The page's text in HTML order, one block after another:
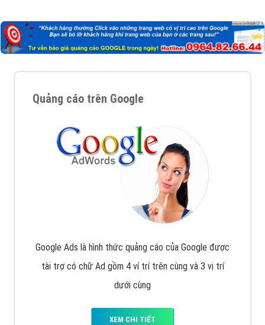
Quảng cáo trên Google
Google Ads là hình thức quảng cáo của Google được
tài trợ có chữ Ad gồm 4 ví trí trên cùng và 3 vị trí
dưới cùng
XEM CHI TIẾT